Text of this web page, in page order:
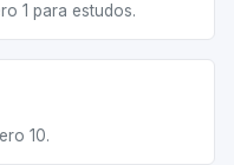
1 para estudos.
10.